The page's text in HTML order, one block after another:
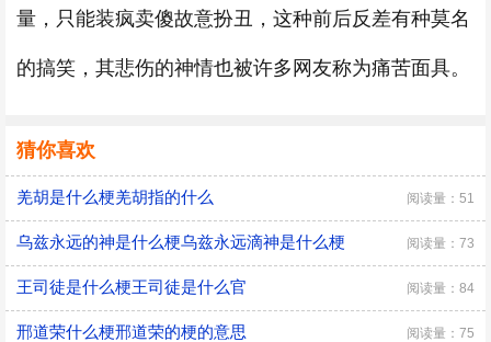
量，只能装疯卖傻故意扮丑，这种前后反差有种莫名
的搞笑，其悲伤的神情也被许多网友称为痛苦面具。
猜你喜欢
羌胡是什么梗羌胡指的什么 阅读量：51
乌兹永远的神是什么梗乌兹永远滴神是什么梗 阅读量：73
王司徒是什么梗王司徒是什么官 阅读量：84
邢道荣什么梗邢道荣的梗的意思 阅读量：75